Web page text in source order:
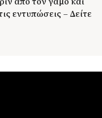
εντυπώσεις – Δείτε